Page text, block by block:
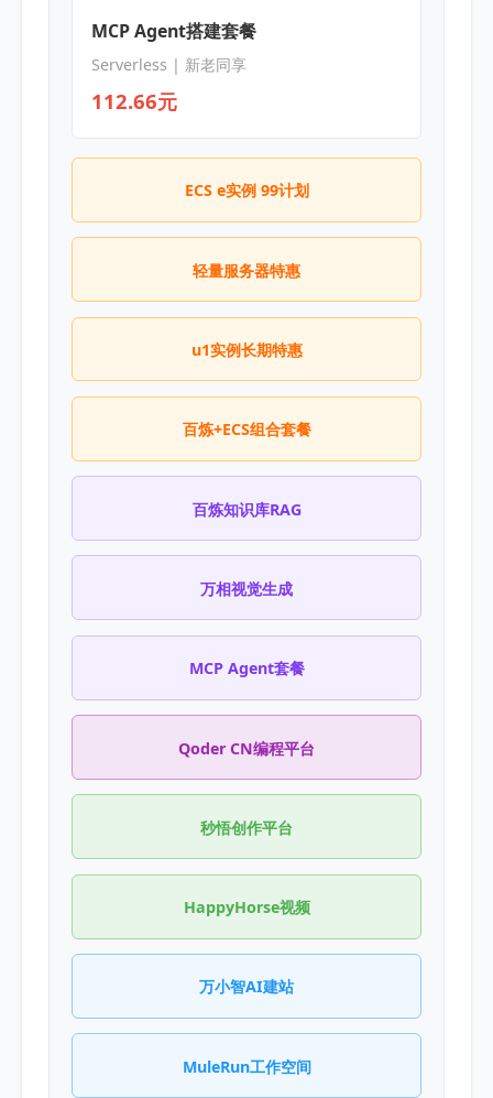
MCP Agent搭建套餐
Serverless | 新老同享
112.66元
ECS e实例 99计划
轻量服务器特惠
u1实例长期特惠
百炼+ECS组合套餐
百炼知识库RAG
万相视觉生成
MCP Agent套餐
Qoder CN编程平台
秒悟创作平台
HappyHorse视频
万小智AI建站
MuleRun工作空间